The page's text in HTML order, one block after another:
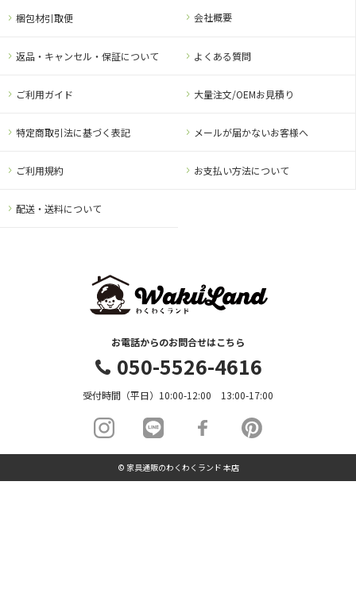
お電話からのお問合せはこちら
050-5526-4616
受付時間（平日）10:00-12:00 13:00-17:00
ご利用ガイド
ご利用規約
会社概要
大量注文/OEMお見積り
お支払い方法について
よくある質問
特定商取引法に基づく表記
配送・送料について
梱包材引取便
メールが届かないお客様へ
返品・キャンセル・保証について
© 家具通販のわくわくランド 本店